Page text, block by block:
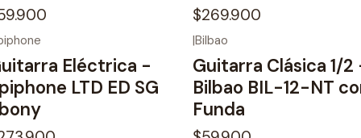
$269.900
Eléctrica -
LTD ED SG
|Bilbao
Guitarra Clásica 1/
Bilbao BIL-12-NT
Funda